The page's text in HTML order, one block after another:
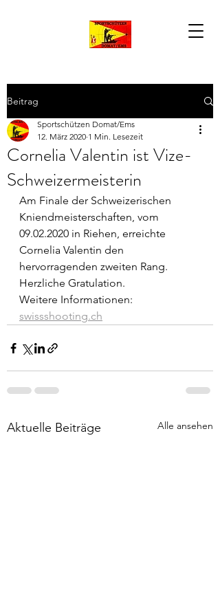
Beitrag
Cornelia Valentin ist Vize-
Schweizermeisterin
Sportschützen Domat/Ems
12. März 2020 1 Min. Lesezeit
Am Finale der Schweizerischen
Kniendmeisterschaften, vom
09.02.2020 in Riehen, erreichte
Cornelia Valentin den
hervorragenden zweiten Rang.
Herzliche Gratulation.
Weitere Informationen:
swissshooting.ch
Aktuelle Beiträge Alle ansehen